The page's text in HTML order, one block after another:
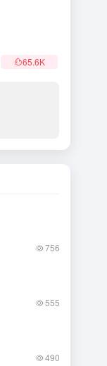
65.6K
756
555
490